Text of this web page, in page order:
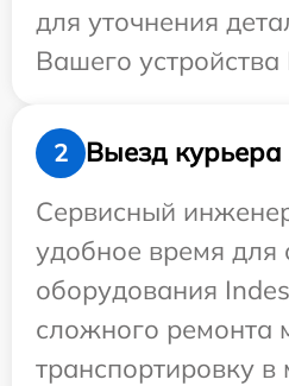
для уточнения
Вашего устройства
2
Выезд курьера
Сервисный
удобное время для
оборудования
сложного ремонта
транспортировку в